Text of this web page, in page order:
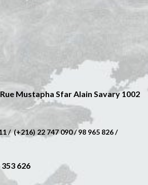
Mustapha Sfar Alain Savary 1002
/ (+216) 22 747 090 / 98 965 826 /
626